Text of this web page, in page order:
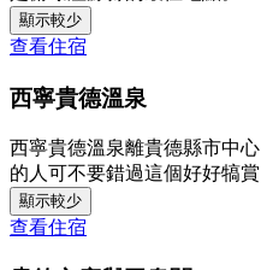
顯示較少
查看住宿
西寧貴德溫泉
西寧貴德溫泉離貴德縣市中
的人可不要錯過這個好好犒賞
顯示較少
查看住宿